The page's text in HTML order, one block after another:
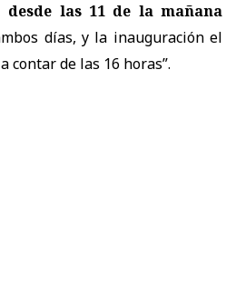
desde las 11 de la mañana
días, y la inauguración el
contar de las 16 horas”.